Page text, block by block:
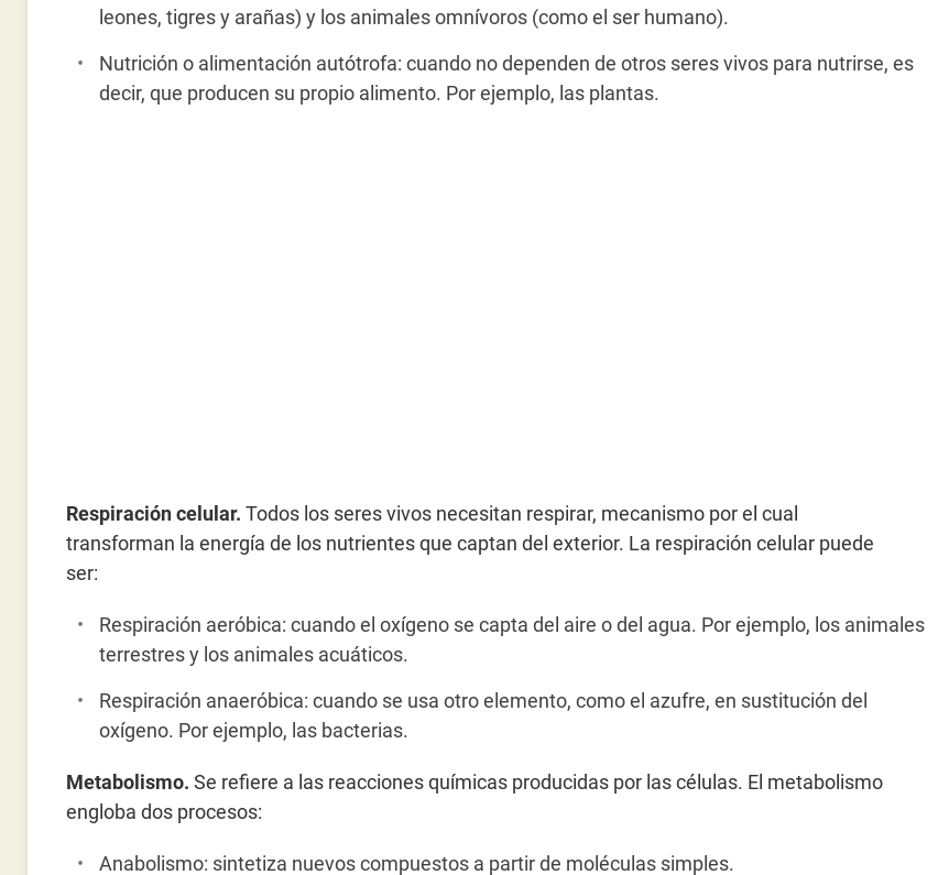
leones, tigres y arañas) y los animales omnívoros (como el ser humano).
Nutrición o alimentación autótrofa: cuando no dependen de otros seres vivos para nutrirse, es
decir, que producen su propio alimento. Por ejemplo, las plantas.
Respiración celular. Todos los seres vivos necesitan respirar, mecanismo por el cual
transforman la energía de los nutrientes que captan del exterior. La respiración celular puede
ser:
Respiración aeróbica: cuando el oxígeno se capta del aire o del agua. Por ejemplo, los animales
terrestres y los animales acuáticos.
Respiración anaeróbica: cuando se usa otro elemento, como el azufre, en sustitución del
oxígeno. Por ejemplo, las bacterias.
Metabolismo. Se refiere a las reacciones químicas producidas por las células. El metabolismo
engloba dos procesos:
Anabolismo: sintetiza nuevos compuestos a partir de moléculas simples.